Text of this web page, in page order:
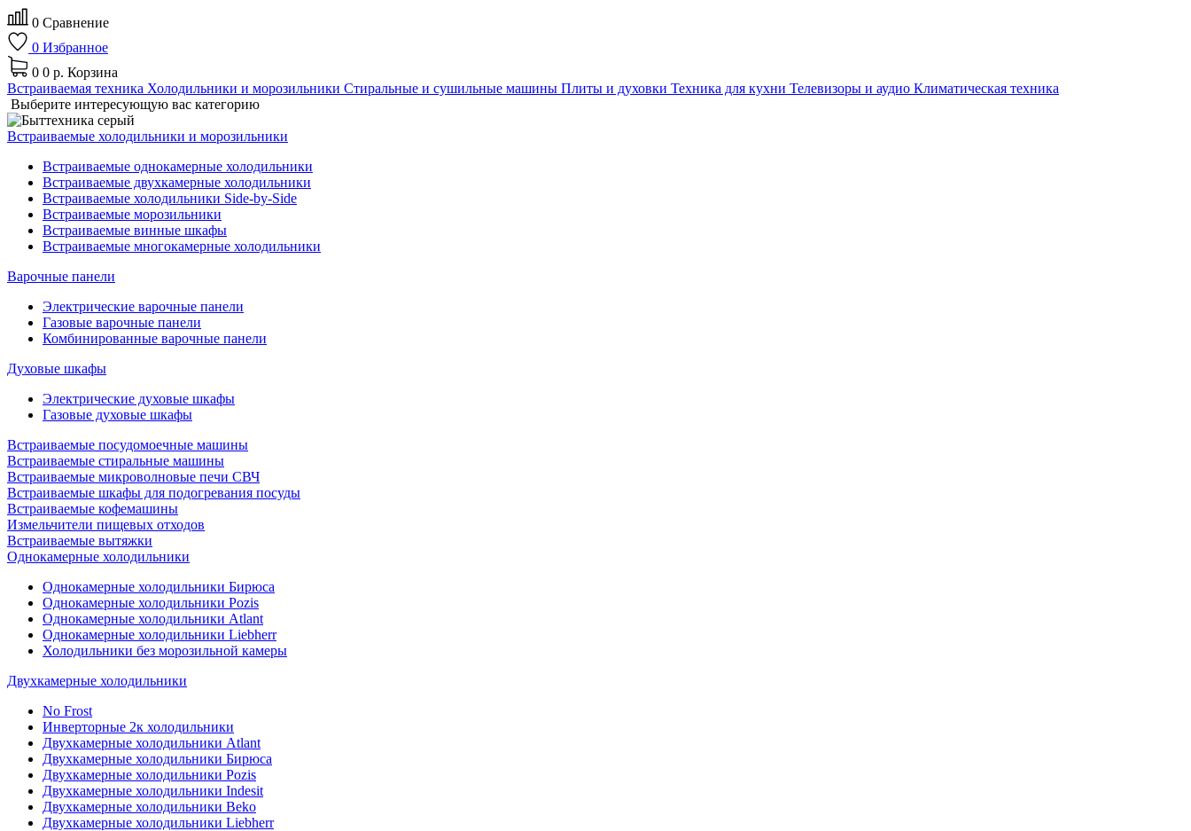
0 Сравнение
0 Избранное
0 0 р. Корзина
Встраиваемая техника Холодильники и морозильники Стиральные и сушильные машины Плиты и духовки Техника для кухни Телевизоры и аудио Климатическая техника
Выберите интересующую вас категорию
Встраиваемые холодильники и морозильники
Встраиваемые однокамерные холодильники
Встраиваемые двухкамерные холодильники
Встраиваемые холодильники Side-by-Side
Встраиваемые морозильники
Встраиваемые винные шкафы
Встраиваемые многокамерные холодильники
Варочные панели
Электрические варочные панели
Газовые варочные панели
Комбинированные варочные панели
Духовые шкафы
Электрические духовые шкафы
Газовые духовые шкафы
Встраиваемые посудомоечные машины
Встраиваемые стиральные машины
Встраиваемые микроволновые печи СВЧ
Встраиваемые шкафы для подогревания посуды
Встраиваемые кофемашины
Измельчители пищевых отходов
Встраиваемые вытяжки
Однокамерные холодильники
Однокамерные холодильники Бирюса
Однокамерные холодильники Pozis
Однокамерные холодильники Atlant
Однокамерные холодильники Liebherr
Холодильники без морозильной камеры
Двухкамерные холодильники
No Frost
Инверторные 2к холодильники
Двухкамерные холодильники Atlant
Двухкамерные холодильники Бирюса
Двухкамерные холодильники Pozis
Двухкамерные холодильники Indesit
Двухкамерные холодильники Beko
Двухкамерные холодильники Liebherr